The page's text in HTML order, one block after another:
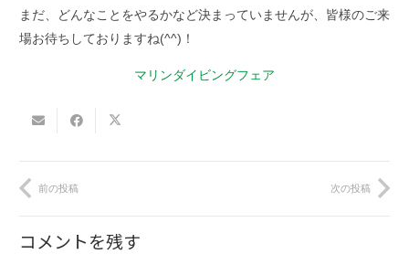
まだ、どんなことをやるかなど決まっていませんが、皆様のご来
場お待ちしておりますね(^^)！
マリンダイビングフェア
前の投稿 次の投稿
コメントを残す